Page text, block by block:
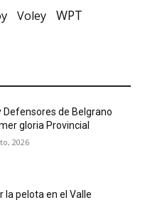
Voley WPT
Defensores de Belgrano
gloria Provincial
2026
la pelota en el Valle